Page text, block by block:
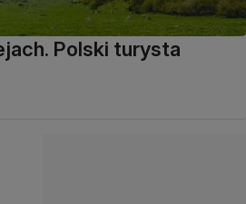
Polski turysta